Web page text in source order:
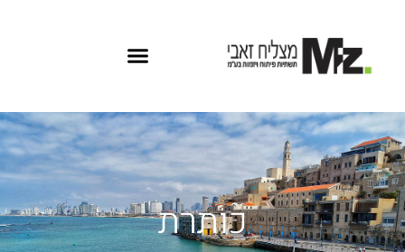
כותרת